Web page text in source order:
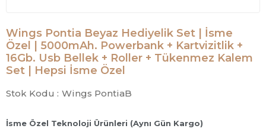
Wings Pontia Beyaz Hediyelik Set | İsme
Özel | 5000mAh. Powerbank + Kartvizitlik +
16Gb. Usb Bellek + Roller + Tükenmez Kalem
Set | Hepsi İsme Özel
Stok Kodu : Wings PontiaB
İsme Özel Teknoloji Ürünleri (Aynı Gün Kargo)